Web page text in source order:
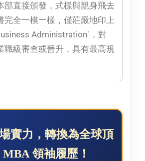
部直接頒發，式樣與親身飛去
完全一模一樣，僅莊嚴地印上
Administration`，對
職級審查或晉升，具有最高規
實力，轉換為全球頂
MBA 領袖履歷！